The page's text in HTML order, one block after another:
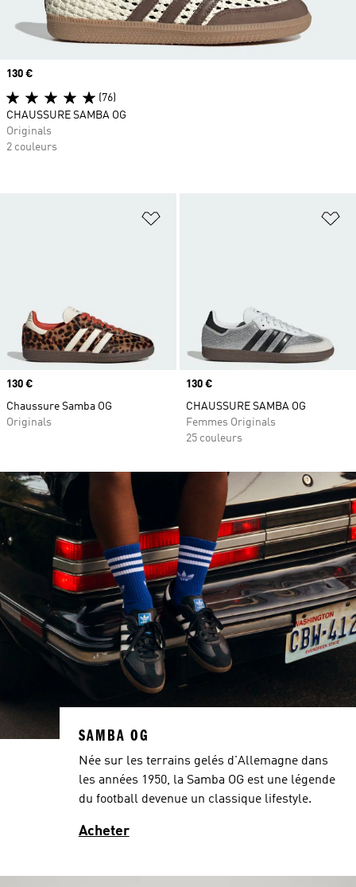
Ajouter à la Liste de produits
Prix
130 €
Chaussure Samba OG
Originals
Prix
130 €
CHAUSSURE SAMBA OG
Femmes Originals
25 couleurs
Prix
130 €
(76)
CHAUSSURE SAMBA OG
Originals
2 couleurs
SAMBA OG
Née sur les terrains gelés d'Allemagne dans
les années 1950, la Samba OG est une légende
du football devenue un classique lifestyle.
Acheter